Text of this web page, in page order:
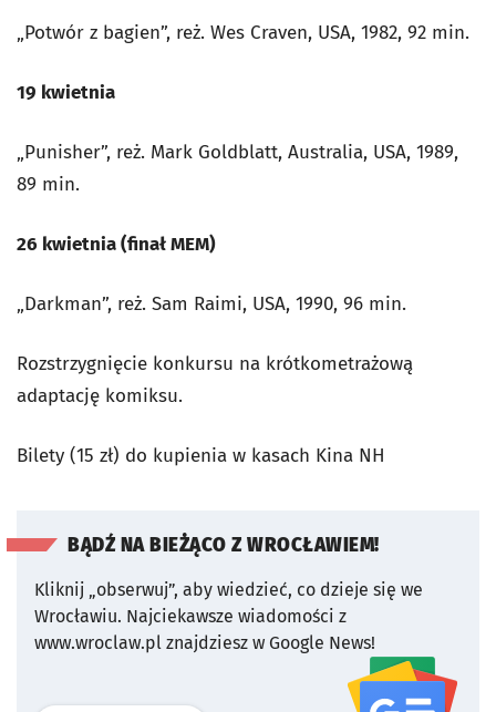
„Potwór z bagien”, reż. Wes Craven, USA, 1982, 92 min.
19 kwietnia
„Punisher”, reż. Mark Goldblatt, Australia, USA, 1989,
89 min.
26 kwietnia (finał MEM)
„Darkman”, reż. Sam Raimi, USA, 1990, 96 min.
Rozstrzygnięcie konkursu na krótkometrażową
adaptację komiksu.
Bilety (15 zł) do kupienia w kasach Kina NH
BĄDŹ NA BIEŻĄCO Z WROCŁAWIEM!
Kliknij „obserwuj”, aby wiedzieć, co dzieje się we
Wrocławiu. Najciekawsze wiadomości z
www.wroclaw.pl znajdziesz w Google News!